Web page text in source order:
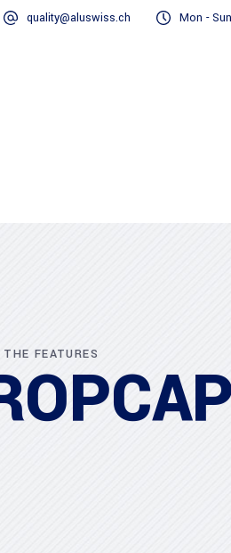
quality@aluswiss.ch Mon -
FEATURES